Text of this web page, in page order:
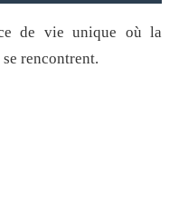
de vie unique où la
rencontrent.